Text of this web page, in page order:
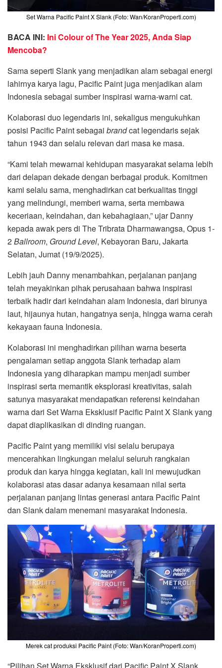
Set Warna Pacific Paint X Slank (Foto: Wan/KoranProperti.com)
BACA INI: Ini Colour of The Year 2025, Anda Siap
Mencoba?
Sama seperti Slank yang menjadikan alam sebagai energi
lahirnya karya lagu, Pacific Paint juga menjadikan alam
Indonesia sebagai sumber inspirasi warna-warni cat.
Kolaborasi duo legendaris ini, sekaligus mengukuhkan
posisi Pacific Paint sebagai brandcat legendaris sejak
tahun 1943 dan selalu relevan dari masa ke masa.
“Kami telah mewarnai kehidupan masyarakat selama lebih
dari delapan dekade dengan berbagai produk. Komitmen
kami selalu sama, menghadirkan cat berkualitas tinggi
yang melindungi, memberi warna, serta membawa
keceriaan, keindahan, dan kebahagiaan,” ujar Danny
kepada awak pers di The Tribrata Dharmawangsa, Opus 1-
2Ballroom, Ground Level, Kebayoran Baru, Jakarta
Selatan, Jumat (19/9/2025).
Lebih jauh Danny menambahkan, perjalanan panjang
telah meyakinkan pihak perusahaan bahwa inspirasi
terbaik hadir dari keindahan alam Indonesia, dari birunya
laut, hijaunya hutan, hangatnya senja, hingga warna cerah
kekayaan fauna Indonesia.
Kolaborasi ini menghadirkan pilihan warna beserta
pengalaman setiap anggota Slank terhadap alam
Indonesia yang diharapkan mampu menjadi sumber
inspirasi serta memantik eksplorasi kreativitas, salah
satunya masyarakat mendapatkan referensi keindahan
warna dari Set Warna Eksklusif Pacific Paint X Slank yang
dapat diaplikasikan di dinding ruangan.
Pacific Paint yang memiliki visi selalu berupaya
mencerahkan lingkungan melalui seluruh rangkaian
produk dan karya hingga kegiatan, kali ini mewujudkan
kolaborasi atas dasar adanya kesamaan nilai serta
perjalanan panjang lintas generasi antara Pacific Paint
dan Slank dalam menemani masyarakat Indonesia.
Merek cat produksi Pacific Paint (Foto: Wan/KoranProperti.com)
“Pilihan Set Warna Eksklusif dari Pacific Paint X Slank